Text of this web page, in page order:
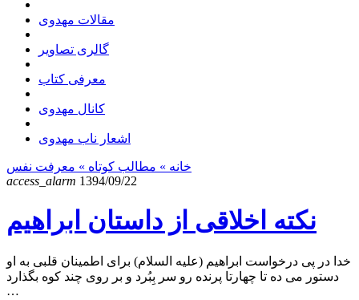
مقالات مهدوی
گالری تصاویر
معرفی کتاب
کانال مهدوی
اشعار ناب مهدوی
خانه » مطالب کوتاه » معرفت نفس
access_alarm 1394/09/22
نکته اخلاقی از داستان ابراهیم
خدا در پی درخواست ابراهیم (علیه السلام) برای اطمینان قلبی به او
دستور می ده تا چهارتا پرنده رو سر بِبُرد و بر روی چند کوه بگذارد
…